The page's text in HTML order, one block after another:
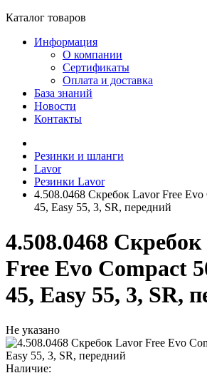
Каталог товаров
Информация
О компании
Сертификаты
Оплата и доставка
База знаний
Новости
Контакты
Резинки и шланги
Lavor
Резинки Lavor
4.508.0468 Скребок Lavor Free Evo
45, Easy 55, 3, SR, передний
4.508.0468
Free Evo Compact
45, Easy 55, 3, SR,
Не указано
Наличие: